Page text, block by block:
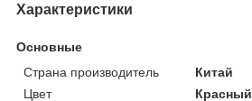
Характеристики
Основные
Страна производитель
Китай
Цвет
Красный